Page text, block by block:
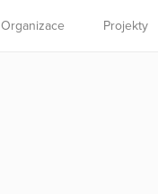
Organizace Projekty